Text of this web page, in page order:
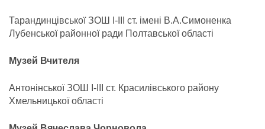
Тарандинцівської ЗОШ І-ІІІ ст. імені В.А.Симоненка
Лубенської районної ради Полтавської області
Музей Вчителя
Антонінської ЗОШ І-ІІІ ст. Красилівського району
Хмельницької області